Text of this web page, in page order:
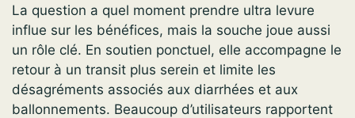
La question a quel moment prendre ultra levure
influe sur les bénéfices, mais la souche joue aussi
un rôle clé. En soutien ponctuel, elle accompagne le
retour à un transit plus serein et limite les
désagréments associés aux diarrhées et aux
ballonnements. Beaucoup d’utilisateurs rapportent